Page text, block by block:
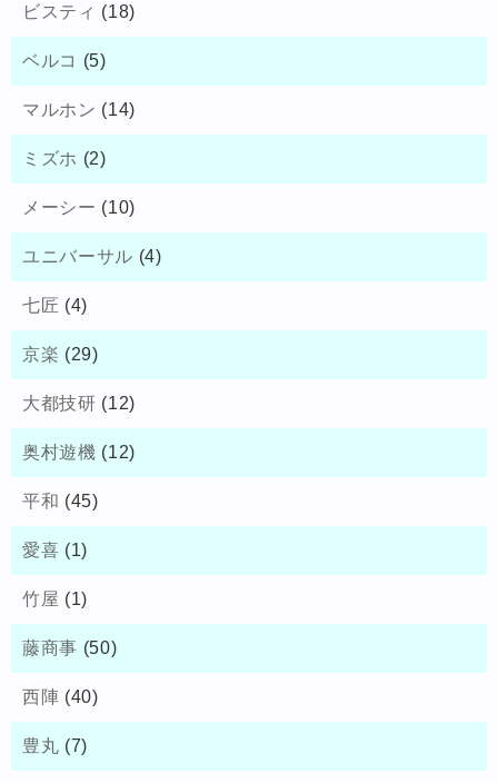
ビスティ (18)
ベルコ (5)
マルホン (14)
ミズホ (2)
メーシー (10)
ユニバーサル (4)
七匠 (4)
京楽 (29)
大都技研 (12)
奥村遊機 (12)
平和 (45)
愛喜 (1)
竹屋 (1)
藤商事 (50)
西陣 (40)
豊丸 (7)